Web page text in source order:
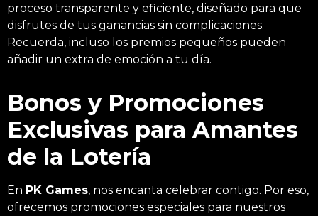
proceso transparente y eficiente, diseñado para que
disfrutes de tus ganancias sin complicaciones.
Recuerda, incluso los premios pequeños pueden
añadir un extra de emoción a tu día.
Bonos y Promociones
Exclusivas para Amantes
de la Lotería
En PK Games, nos encanta celebrar contigo. Por eso,
ofrecemos promociones especiales para nuestros